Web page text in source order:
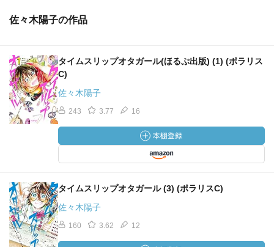
佐々木陽子の作品
タイムスリップオタガール(ほるぷ出版) (1) (ポラリス
C)
佐々木陽子
243 3.77 16
タイムスリップオタガール (3) (ポラリスC)
佐々木陽子
160 3.62 12